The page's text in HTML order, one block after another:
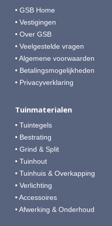
• GSB Home
• Vestigingen
• Over GSB
• Veelgestelde vragen
• Algemene voorwaarden
• Betalingsmogelijkheden
• Privacyverklaring
Tuinmaterialen
• Tuintegels
• Bestrating
• Grind & Split
• Tuinhout
• Tuinhuis & Overkapping
• Verlichting
• Accessoires
• Afwerking & Onderhoud